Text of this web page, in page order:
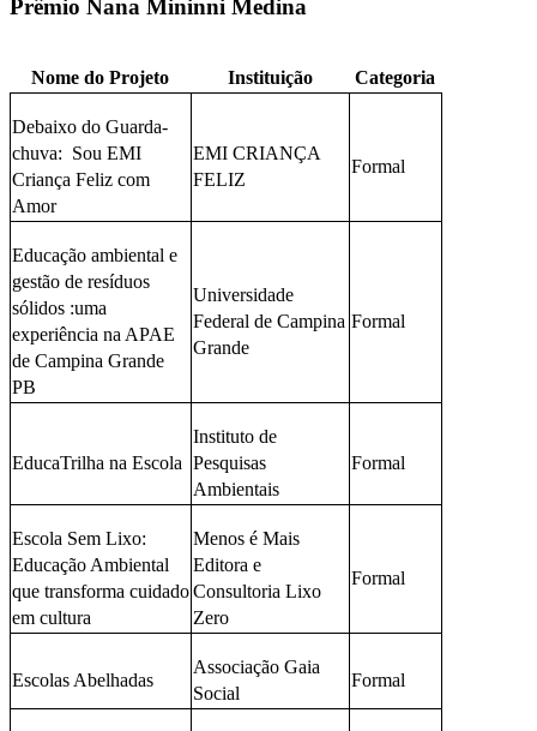
Prêmio Nana Mininni Medina
Nome do Projeto Instituição Categoria
Debaixo do Guarda-
chuva: Sou EMI
Criança Feliz com
Amor
EMI CRIANÇA
FELIZ
Formal
Educação ambiental e
gestão de resíduos
sólidos :uma
experiência na APAE
de Campina Grande
PB
Universidade
Federal de Campina
Grande
Formal
EducaTrilha na Escola
Instituto de
Pesquisas
Ambientais
Formal
Escola Sem Lixo:
Educação Ambiental
que transforma cuidado
em cultura
Menos é Mais
Editora e
Consultoria Lixo
Zero
Formal
Escolas Abelhadas
Associação Gaia
Social
Formal